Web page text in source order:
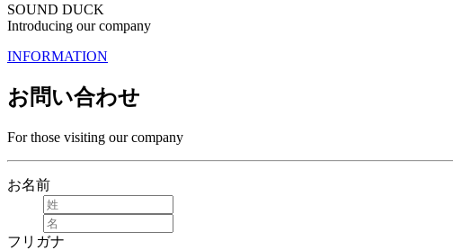
SOUND DUCK
Introducing our company
INFORMATION
お問い合わせ
For those visiting our company
お名前
フリガナ